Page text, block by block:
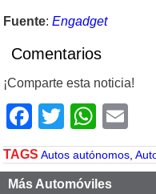
Fuente: Engadget
Comentarios
¡Comparte esta noticia!
Facebook
Twitter
TAGS Autos autónomos,
Más Automóviles